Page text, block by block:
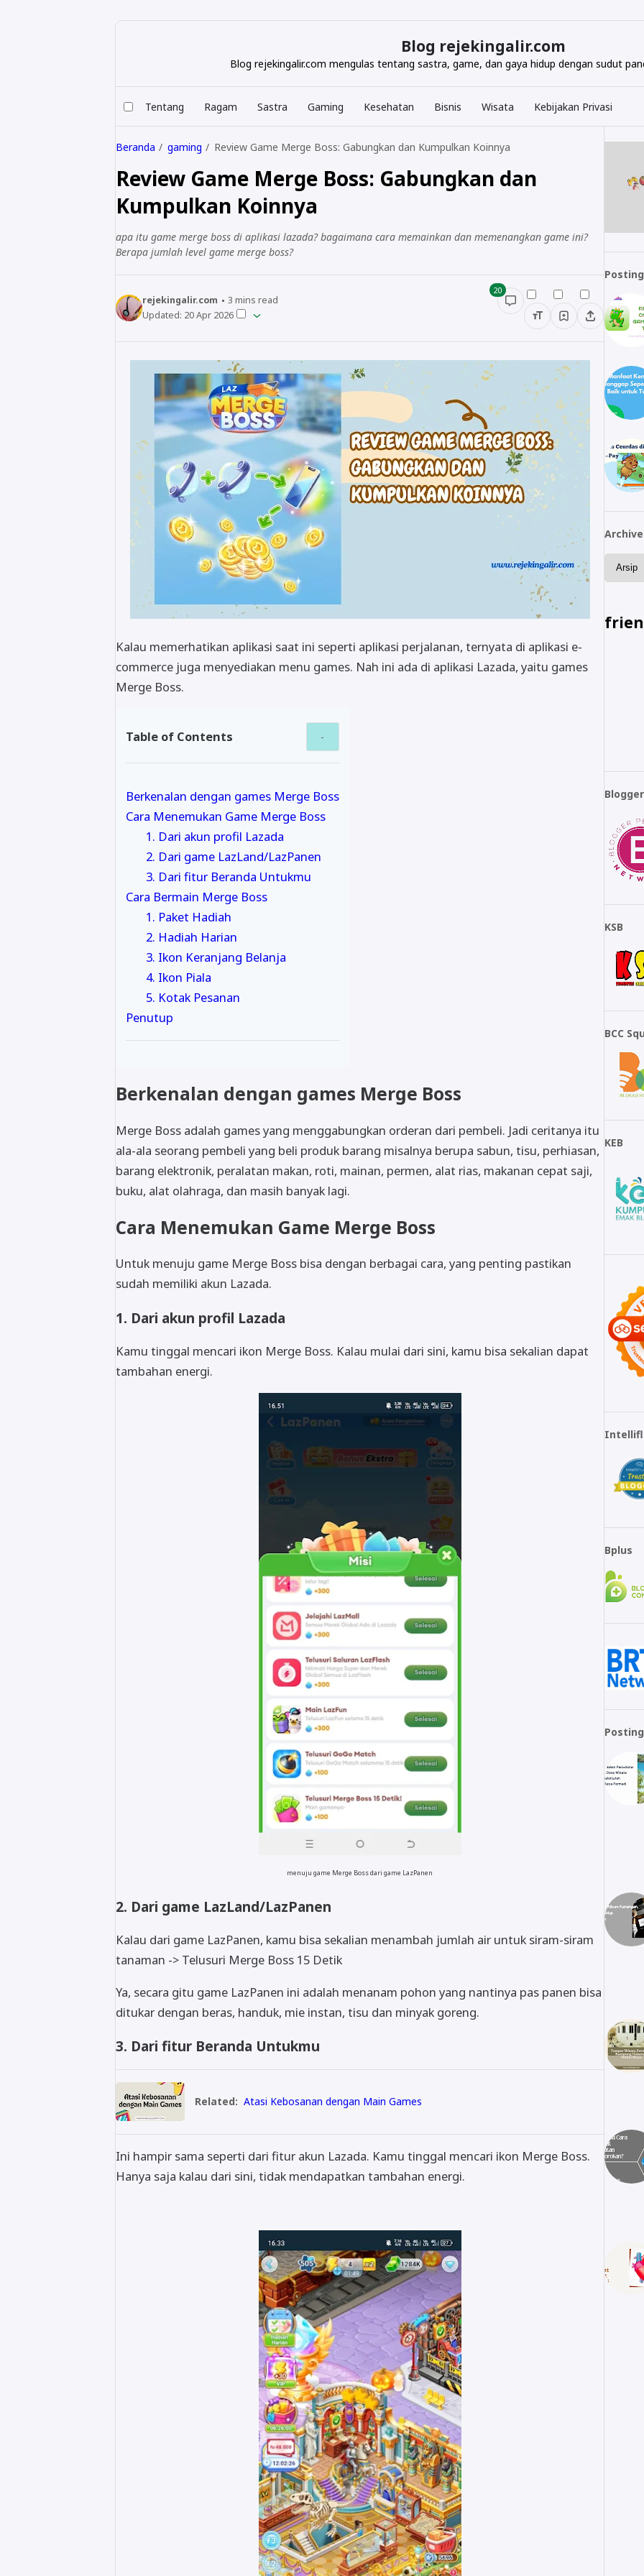
Blog rejekingalir.com
Blog rejekingalir.com mengulas tentang sastra, game, dan gaya hidup dengan sudut
Tentang Ragam Sastra Gaming Kesehatan Bisnis Wisata Kebijakan Privasi
Beranda gaming Review Game Merge Boss: Gabungkan dan Kumpulkan Koinnya
Review Game Merge Boss: Gabungkan dan
Kumpulkan Koinnya
apa itu game merge boss di aplikasi lazada? bagaimana cara memainkan dan memenangkan game ini?
Berapa jumlah level game merge boss?
rejekingalir.com 3 mins read
Updated: 20 Apr 2026
20
Kalau memerhatikan aplikasi saat ini seperti aplikasi perjalanan, ternyata di aplikasi e-
commerce juga menyediakan menu games. Nah ini ada di aplikasi Lazada, yaitu games
Merge Boss.
Table of Contents
Berkenalan dengan games Merge Boss
Cara Menemukan Game Merge Boss
1. Dari akun profil Lazada
2. Dari game LazLand/LazPanen
3. Dari fitur Beranda Untukmu
Cara Bermain Merge Boss
1. Paket Hadiah
2. Hadiah Harian
3. Ikon Keranjang Belanja
4. Ikon Piala
5. Kotak Pesanan
Penutup
Berkenalan dengan games Merge Boss
Merge Boss adalah games yang menggabungkan orderan dari pembeli. Jadi ceritanya itu
ala-ala seorang pembeli yang beli produk barang misalnya berupa sabun, tisu, perhiasan,
barang elektronik, peralatan makan, roti, mainan, permen, alat rias, makanan cepat saji,
buku, alat olahraga, dan masih banyak lagi.
Cara Menemukan Game Merge Boss
Untuk menuju game Merge Boss bisa dengan berbagai cara, yang penting pastikan
sudah memiliki akun Lazada.
1. Dari akun profil Lazada
Kamu tinggal mencari ikon Merge Boss. Kalau mulai dari sini, kamu bisa sekalian dapat
tambahan energi.
menuju game Merge Boss dari game LazPanen
2. Dari game LazLand/LazPanen
Kalau dari game LazPanen, kamu bisa sekalian menambah jumlah air untuk siram-siram
tanaman -> Telusuri Merge Boss 15 Detik
Ya, secara gitu game LazPanen ini adalah menanam pohon yang nantinya pas panen bisa
ditukar dengan beras, handuk, mie instan, tisu dan minyak goreng.
3. Dari fitur Beranda Untukmu
Related: Atasi Kebosanan dengan Main Games
Ini hampir sama seperti dari fitur akun Lazada. Kamu tinggal mencari ikon Merge Boss.
Hanya saja kalau dari sini, tidak mendapatkan tambahan energi.
Archive
KSB
BCC
KEB
Bplus